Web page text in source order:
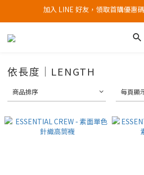
加入官網會員，首次購買 "
加入官網會員，首次購買 "
依長度｜LENGTH
商品排序 每頁顯